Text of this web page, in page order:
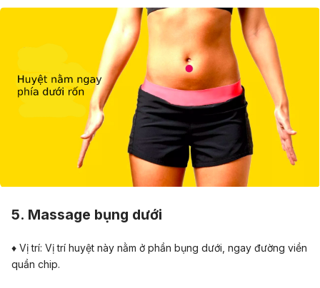
5. Massage bụng dưới
♦ Vị trí: Vị trí huyệt này nằm ở phần bụng dưới, ngay đường viền
quần chip.